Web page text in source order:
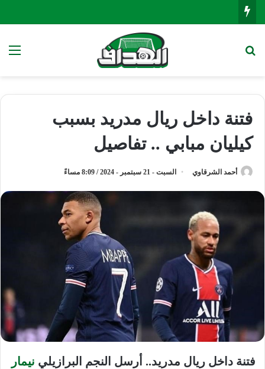
فتنة داخل ريال مدريد بسبب
كيليان مبابي .. تفاصيل
أحمد الشرقاوي السبت - 21 سبتمبر - 2024 / 8:09 مساءً
فتنة داخل ريال مدريد.. أرسل النجم البرازيلي نيمار